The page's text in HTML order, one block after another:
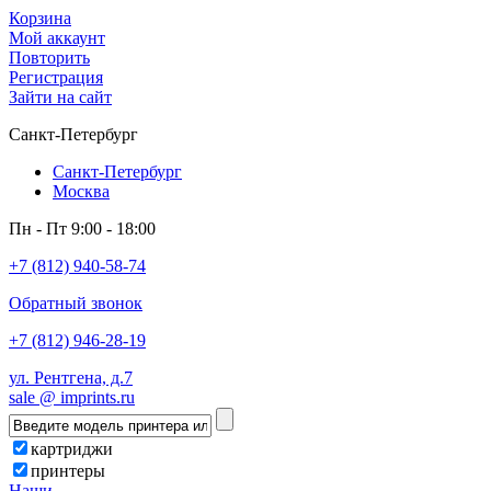
Корзина
Мой аккаунт
Повторить
Регистрация
Зайти на сайт
Санкт-Петербург
Санкт-Петербург
Москва
Пн - Пт 9:00 - 18:00
+7 (812) 940-58-74
Обратный звонок
+7 (812) 946-28-19
ул. Рентгена, д.7
sale @ imprints.ru
картриджи
принтеры